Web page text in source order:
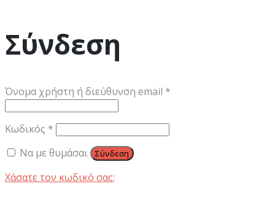
Σύνδεση
Όνομα χρήστη ή διεύθυνση email *
Κωδικός * Απαιτείται
Να με θυμάσαι
Σύνδεση
Χάσατε τον κωδικό σας;